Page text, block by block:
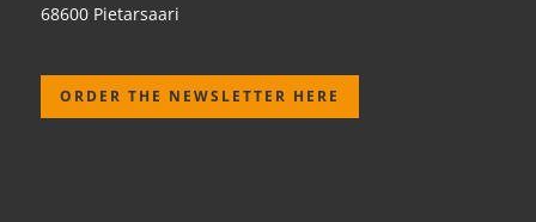
68600 Pietarsaari
ORDER THE NEWSLETTER HERE